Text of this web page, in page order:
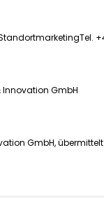
Innovation GmbH
GmbH,